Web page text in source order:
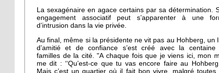
La sexagénaire en agace certains par sa détermination.
engagement associatif peut s’apparenter à une
d’intrusion dans la vie privée.
Au final, même si la présidente ne vit pas au Hohberg, un
d’amitié et de confiance s’est créé avec la centaine
familles de la cité. "A chaque fois que je viens ici, mon
me dit : ‘‘Qu’est-ce que tu vas encore faire au
Mais c’est un quartier où il fait bon vivre, malgré toutes